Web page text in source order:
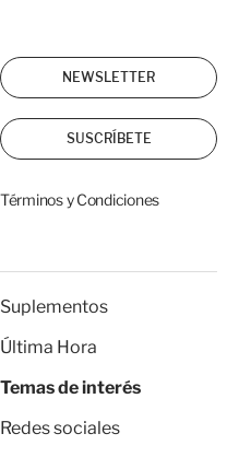
NEWSLETTER
SUSCRÍBETE
Términos y Condiciones
Suplementos
Última Hora
Temas de interés
Redes sociales